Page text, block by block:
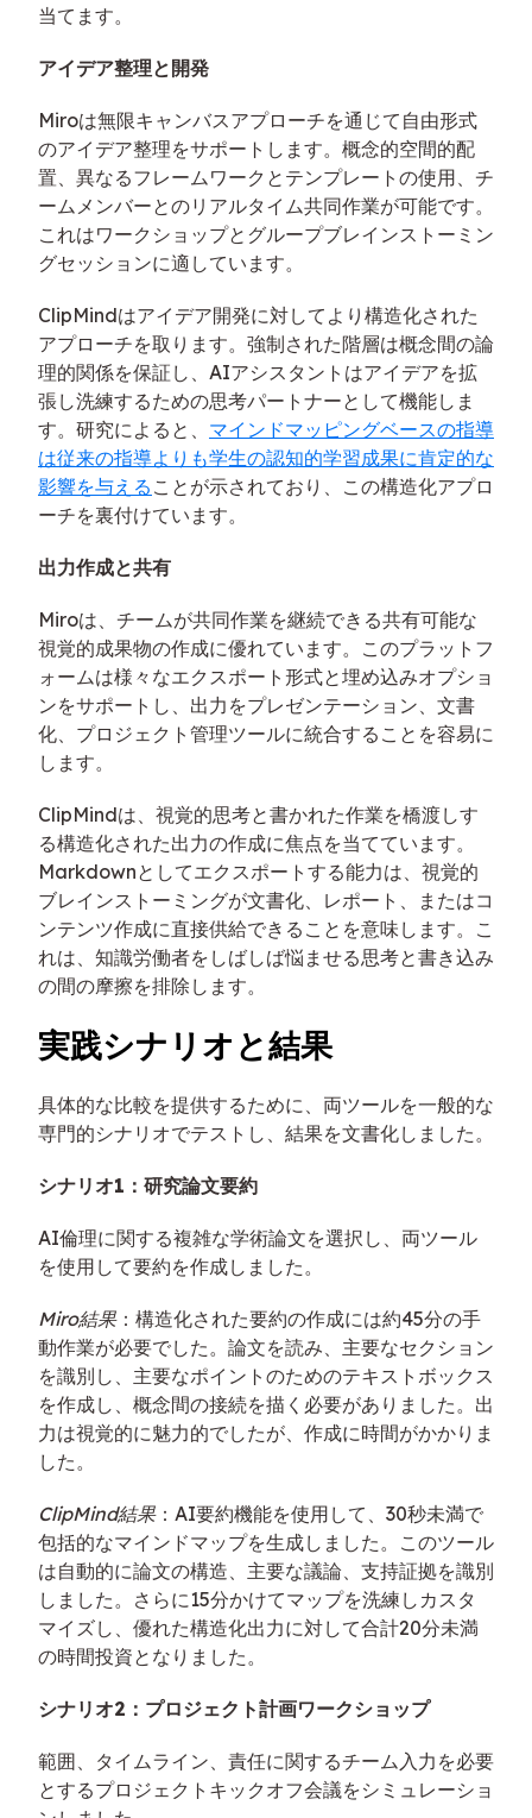
当てます。
アイデア整理と開発
Miroは無限キャンバスアプローチを通じて自由形式
のアイデア整理をサポートします。概念的空間的配
置、異なるフレームワークとテンプレートの使用、チ
ームメンバーとのリアルタイム共同作業が可能です。
これはワークショップとグループブレインストーミン
グセッションに適しています。
ClipMindはアイデア開発に対してより構造化された
アプローチを取ります。強制された階層は概念間の論
理的関係を保証し、AIアシスタントはアイデアを拡
張し洗練するための思考パートナーとして機能しま
す。研究によると、 マインドマッピングベースの指導
は従来の指導よりも学生の認知的学習成果に肯定的な
影響を与える ことが示されており、この構造化アプロ
ーチを裏付けています。
出力作成と共有
Miroは、チームが共同作業を継続できる共有可能な
視覚的成果物の作成に優れています。このプラットフ
ォームは様々なエクスポート形式と埋め込みオプショ
ンをサポートし、出力をプレゼンテーション、文書
化、プロジェクト管理ツールに統合することを容易に
します。
ClipMindは、視覚的思考と書かれた作業を橋渡しす
る構造化された出力の作成に焦点を当てています。
Markdownとしてエクスポートする能力は、視覚的
ブレインストーミングが文書化、レポート、またはコ
ンテンツ作成に直接供給できることを意味します。こ
れは、知識労働者をしばしば悩ませる思考と書き込み
の間の摩擦を排除します。
実践シナリオと結果
具体的な比較を提供するために、両ツールを一般的な
専門的シナリオでテストし、結果を文書化しました。
シナリオ1：研究論文要約
AI倫理に関する複雑な学術論文を選択し、両ツール
を使用して要約を作成しました。
Miro結果：構造化された要約の作成には約45分の手
動作業が必要でした。論文を読み、主要なセクション
を識別し、主要なポイントのためのテキストボックス
を作成し、概念間の接続を描く必要がありました。出
力は視覚的に魅力的でしたが、作成に時間がかかりま
した。
ClipMind結果：AI要約機能を使用して、30秒未満で
包括的なマインドマップを生成しました。このツール
は自動的に論文の構造、主要な議論、支持証拠を識別
しました。さらに15分かけてマップを洗練しカスタ
マイズし、優れた構造化出力に対して合計20分未満
の時間投資となりました。
シナリオ2：プロジェクト計画ワークショップ
範囲、タイムライン、責任に関するチーム入力を必要
とするプロジェクトキックオフ会議をシミュレーショ